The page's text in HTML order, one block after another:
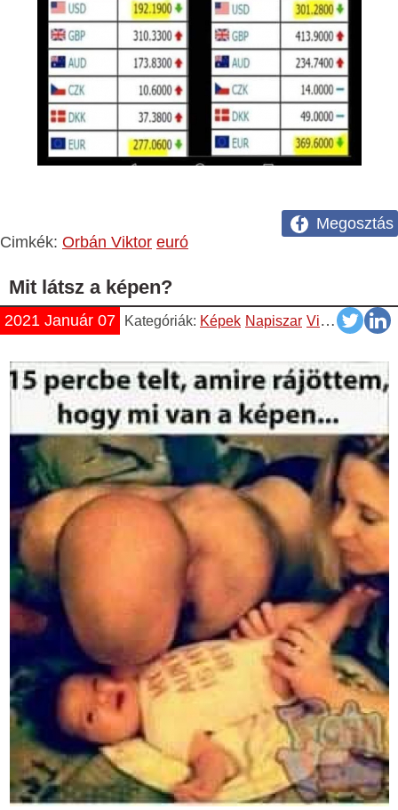
Megosztás
Cimkék: Orbán Viktor euró
Mit látsz a képen?
2021 Január 07 Kategóriák: Képek Napiszar Vicces